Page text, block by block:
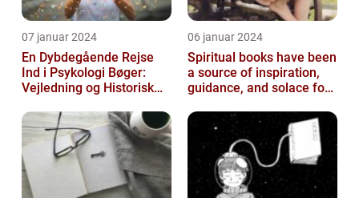
07 januar 2024
En Dybdegående Rejse
Ind i Psykologi Bøger:
Vejledning og Historisk
06 januar 2024
Spiritual books have been
a source of inspiration,
guidance, and solace for
h...